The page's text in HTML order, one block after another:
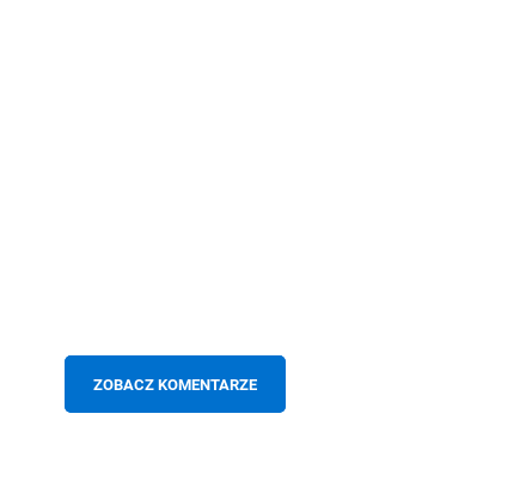
ZOBACZ KOMENTARZE